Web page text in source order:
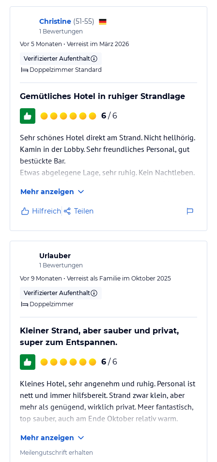
Christine (51-55)
1 Bewertungen
Vor 5 Monaten • Verreist im März 2026
Verifizierter Aufenthalt
Doppelzimmer Standard
Gemütliches Hotel in ruhiger Strandlage
6 / 6
Sehr schönes Hotel direkt am Strand. Nicht hellhörig.
Kamin in der Lobby. Sehr freundliches Personal, gut
bestückte Bar.
Etwas abgelegene Lage, sehr ruhig. Kein Nachtleben.
Fitness-Raum mit Laufband und Crosstrainer eher
übersichtlich.
Mehr anzeigen
Hilfreich Teilen
Urlauber
1 Bewertungen
Vor 9 Monaten • Verreist als Familie im Oktober 2025
Verifizierter Aufenthalt
Doppelzimmer
Kleiner Strand, aber sauber und privat,
super zum Entspannen.
6 / 6
Kleines Hotel, sehr angenehm und ruhig. Personal ist
nett und immer hilfsbereit. Strand zwar klein, aber
mehr als genügend, wirklich privat. Meer fantastisch,
top sauber, auch am Ende Oktober relativ warm.
Mehr anzeigen
Meilengutschrift erhalten